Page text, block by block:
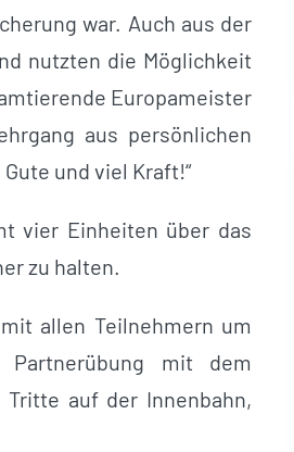
war. Auch aus der
nutzten die Möglichkeit
Europameister
aus persönlichen
und viel Kraft!“
vier Einheiten über das
zu halten.
allen Teilnehmern um
Partnerübung mit dem
auf der Innenbahn,